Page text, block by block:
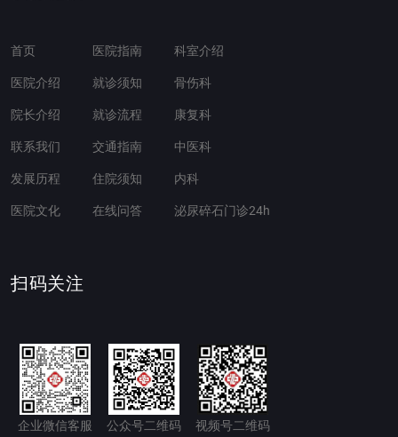
首页
医院介绍
院长介绍
联系我们
发展历程
医院文化
医院指南
就诊须知
就诊流程
交通指南
住院须知
在线问答
科室介绍
骨伤科
康复科
中医科
内科
泌尿碎石门诊24h
扫码关注
企业微信客服 公众号二维码 视频号二维码